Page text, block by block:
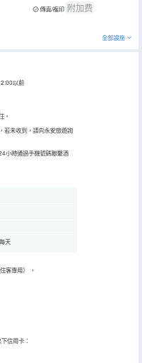
傳真/複印 附加费
全部設施
以前
。
若未收到，請向永安旅遊詢
小時通過手機號碼聯繫酒
天
客專用） 。
信用卡：